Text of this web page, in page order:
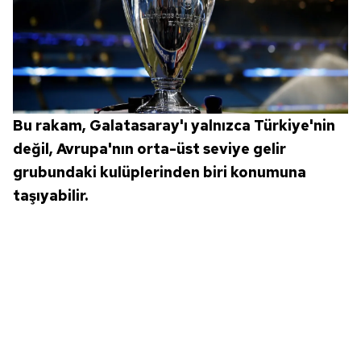
Bu rakam, Galatasaray'ı yalnızca Türkiye'nin
değil, Avrupa'nın orta-üst seviye gelir
grubundaki kulüplerinden biri konumuna
taşıyabilir.